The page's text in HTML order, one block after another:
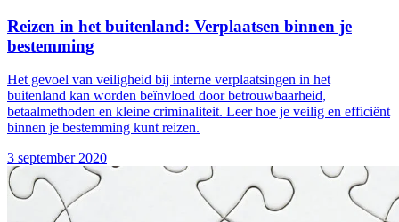
Reizen in het buitenland: Verplaatsen binnen je
bestemming
Het gevoel van veiligheid bij interne verplaatsingen in het
buitenland kan worden beïnvloed door betrouwbaarheid,
betaalmethoden en kleine criminaliteit. Leer hoe je veilig en efficiënt
binnen je bestemming kunt reizen.
3 september 2020